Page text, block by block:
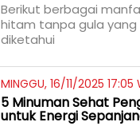
Berikut berbagai
hitam tanpa gula
diketahui
MINGGU, 16/11/2025 17:05
5 Minuman Sehat
untuk Energi